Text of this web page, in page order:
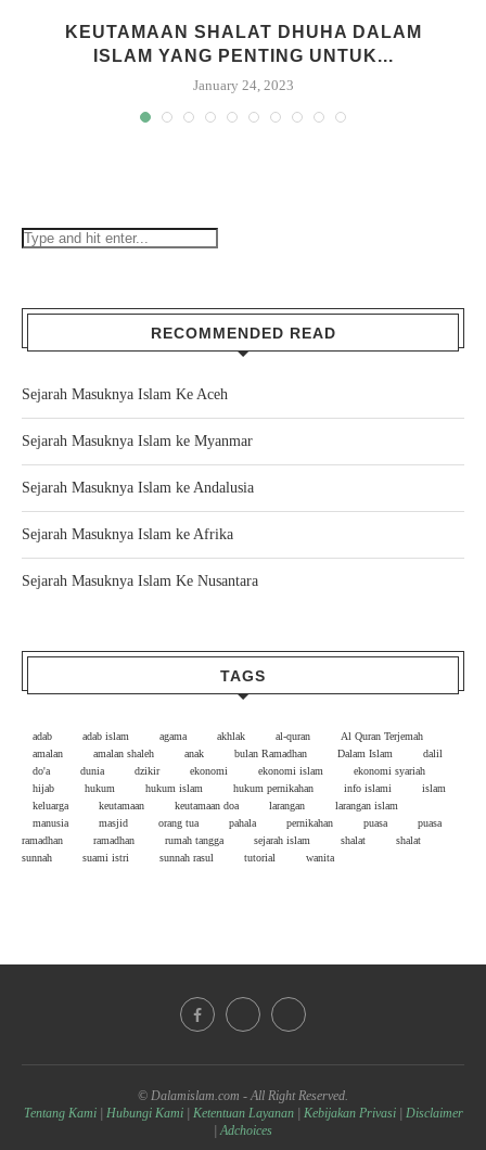
KEUTAMAAN SHALAT DHUHA DALAM
ISLAM YANG PENTING UNTUK...
January 24, 2023
RECOMMENDED READ
Sejarah Masuknya Islam Ke Aceh
Sejarah Masuknya Islam ke Myanmar
Sejarah Masuknya Islam ke Andalusia
Sejarah Masuknya Islam ke Afrika
Sejarah Masuknya Islam Ke Nusantara
TAGS
adab adab islam agama akhlak al-quran
Al Quran Terjemah
amalan
amalan shaleh anak bulan Ramadhan Dalam Islam
dalil
do'a
dunia dzikir ekonomi ekonomi islam
ekonomi syariah
hijab
hukum hukum islam hukum pernikahan info islami
islam
keluarga
keutamaan keutamaan doa larangan
larangan islam
manusia
masjid orang tua pahala pernikahan puasa
puasa
ramadhan
ramadhan rumah tangga sejarah islam shalat
shalat
sunnah
suami istri sunnah rasul tutorial wanita
© Dalamislam.com - All Right Reserved.
Tentang Kami
Hubungi Kami| Ketentuan Layanan| Kebijakan Privasi| Disclaimer
|Adchoices